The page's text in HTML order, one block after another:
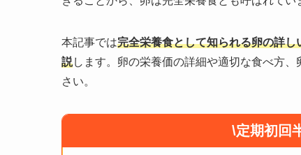
本記事では完全栄養食として知られる卵の詳
説します。卵の栄養価の詳細や適切な食べ方
さい。
\定期初回